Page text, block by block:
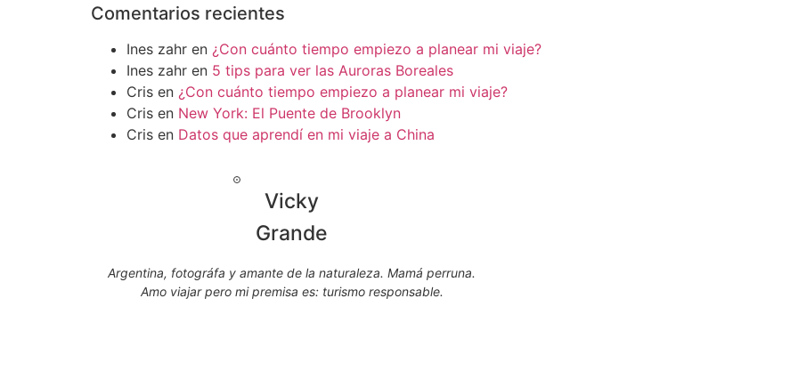
Comentarios recientes
Ines zahr en ¿Con cuánto tiempo empiezo a planear mi viaje?
Ines zahr en 5 tips para ver las Auroras Boreales
Cris en ¿Con cuánto tiempo empiezo a planear mi viaje?
Cris en New York: El Puente de Brooklyn
Cris en Datos que aprendí en mi viaje a China
Vicky
Grande
Argentina, fotográfa y amante de la naturaleza. Mamá perruna.
Amo viajar pero mi premisa es: turismo responsable.